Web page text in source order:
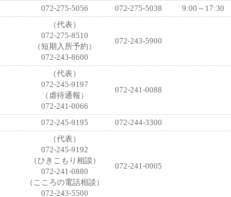
072-275-5056 072-275-5038 9:00～17:30
（代表）
072-275-8510
（短期入所予約）
072-243-8600
072-243-5900
（代表）
072-245-9197
（虐待通報）
072-241-0066
072-241-0088
072-245-9195 072-244-3300
（代表）
072-245-9192
（ひきこもり相談）
072-241-0880
（こころの電話相談）
072-243-5500
072-241-0005